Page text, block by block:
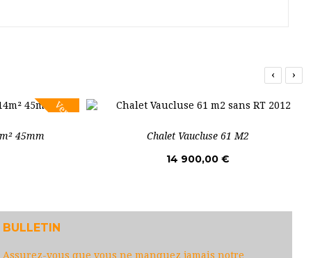
‹ ›
Vente!
45mm Chalet Vaucluse 61 M2
14 900,00 €
BULLETIN
Assurez-vous que vous ne manquez jamais notre